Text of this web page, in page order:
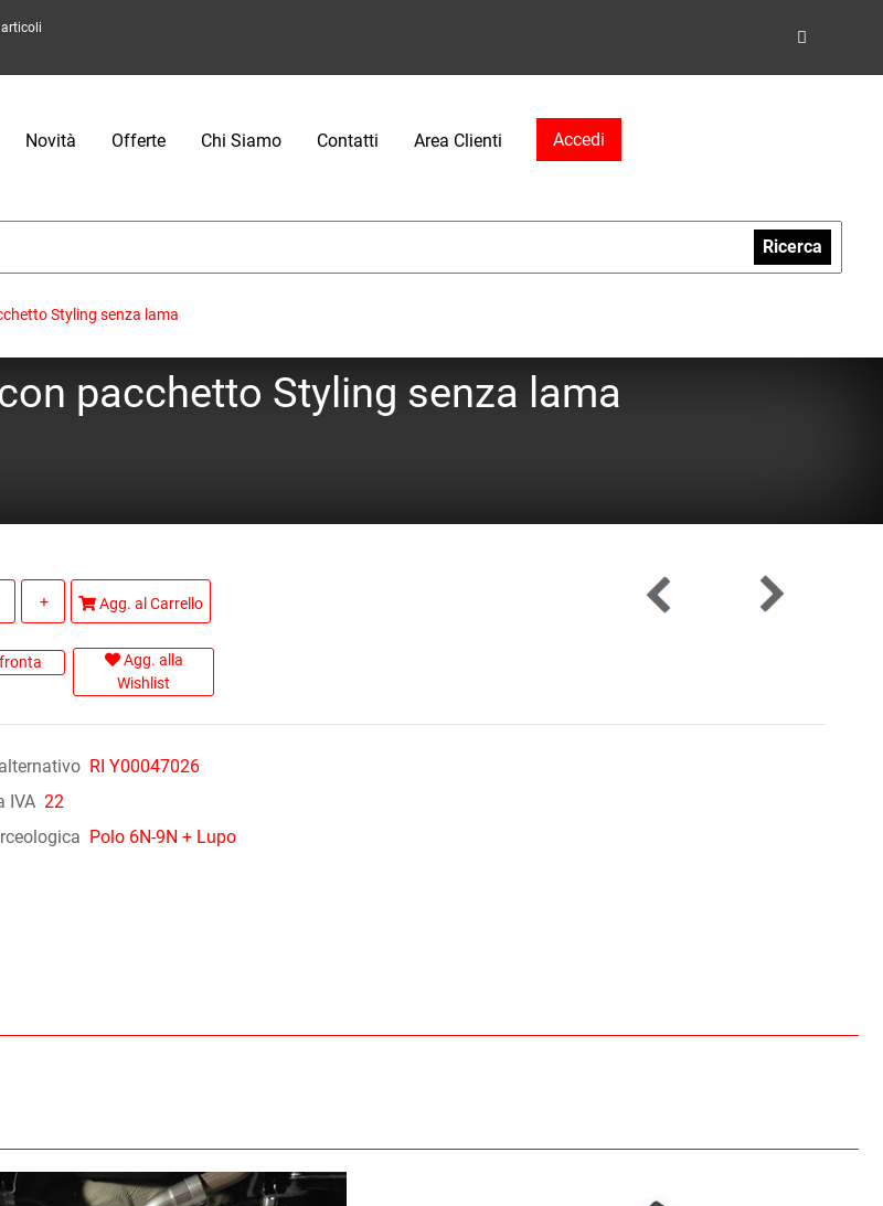
articoli
Novità Offerte Chi Siamo Contatti Area Clienti Accedi
Ricerca
Styling senza lama
pacchetto Styling senza lama
Agg. al Carrello
Agg. alla
Wishlist
RI Y00047026
IVA 22
Polo 6N-9N + Lupo